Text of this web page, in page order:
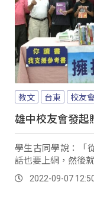
教文 台東 校友
雄中校友會發起
學生古同學說：「
話也要上網，然後
2022-09-07